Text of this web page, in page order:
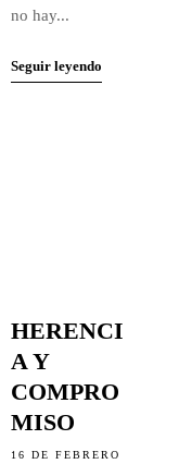
no hay...
Seguir leyendo
HERENCI
A Y
COMPRO
MISO
16 DE FEBRERO